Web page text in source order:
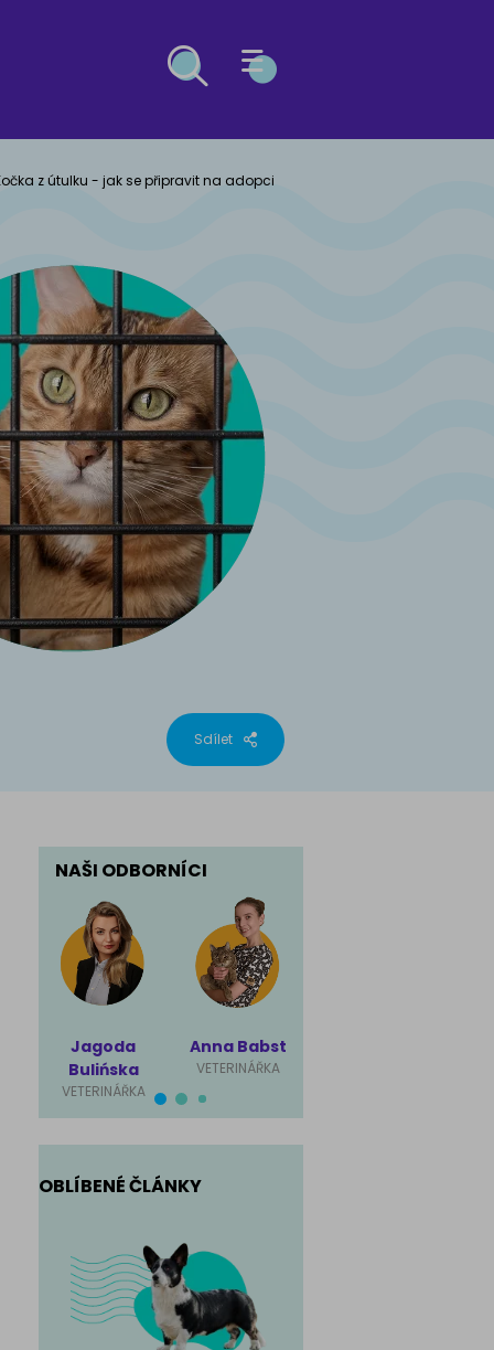
buldog
z útulku - jak se připravit na adopci
Sdílet
NAŠI ODBORNÍCI
Jagoda
Bulińska
VETERINÁŘKA
Anna Babst
VETERINÁŘKA
OBLÍBENÉ ČLÁNKY